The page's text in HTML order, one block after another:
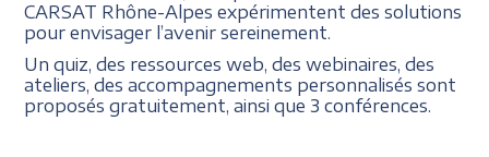
CARSAT Rhône-Alpes expérimentent des solutions
pour envisager l’avenir sereinement.
Un quiz, des ressources web, des webinaires, des
ateliers, des accompagnements personnalisés sont
proposés gratuitement, ainsi que 3 conférences.